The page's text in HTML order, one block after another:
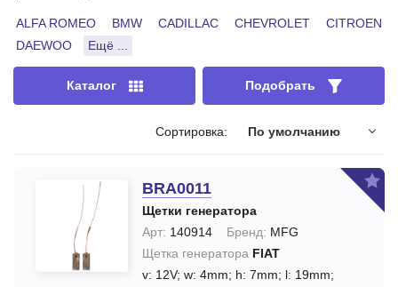
+375 (17) 373-97-09
info@modnikov.com
ALFA ROMEO BMW CADILLAC CHEVROLET
CITROEN
DAEWOO
Ещё ...
Каталог Подобрать
Сортировка: По умолчанию
BRA0011
Щетки генератора
Арт: 140914 Бренд: MFG
Щетка генератора FIAT
v: 12V; w: 4mm; h: 7mm; l: 19mm;